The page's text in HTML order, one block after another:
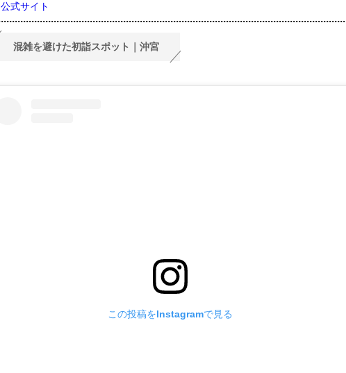
公式サイト
混雑を避けた初詣スポット｜沖宮
この投稿をInstagramで見る